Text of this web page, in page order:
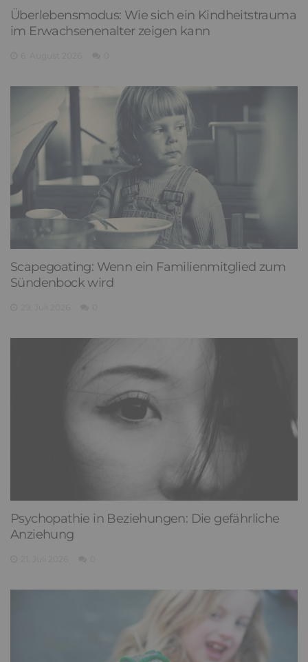
Überlebensmodus: Wie sich ein Kindheitstrauma
im Erwachsenenalter zeigen kann
Scapegoating: Wenn ein Familienmitglied zum
Sündenbock wird
Psychopathie in Beziehungen: Die gefährliche
Anziehung